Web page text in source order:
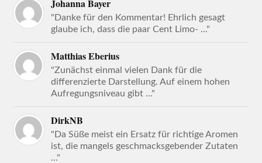
Johanna Bayer
"Danke für den Kommentar! Ehrlich gesagt
glaube ich, dass die paar Cent Limo- ..."
Matthias Eberius
"Zunächst einmal vielen Dank für die
differenzierte Darstellung. Auf einem hohen
Aufregungsniveau gibt ..."
DirkNB
"Da Süße meist ein Ersatz für richtige Aromen
ist, die mangels geschmacksgebender Zutaten
..."